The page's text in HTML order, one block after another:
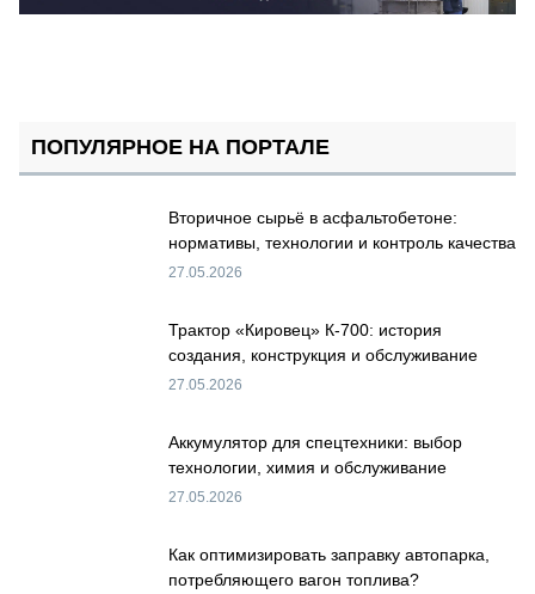
ПОПУЛЯРНОЕ НА ПОРТАЛЕ
Вторичное сырьё в асфальтобетоне:
нормативы, технологии и контроль качества
27.05.2026
Трактор «Кировец» К-700: история
создания, конструкция и обслуживание
27.05.2026
Аккумулятор для спецтехники: выбор
технологии, химия и обслуживание
27.05.2026
Как оптимизировать заправку автопарка,
потребляющего вагон топлива?